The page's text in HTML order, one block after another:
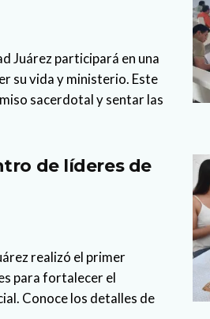
Juárez participará en una
su vida y ministerio. Este
sacerdotal y sentar las
de líderes de
realizó el primer
para fortalecer el
Conoce los detalles de